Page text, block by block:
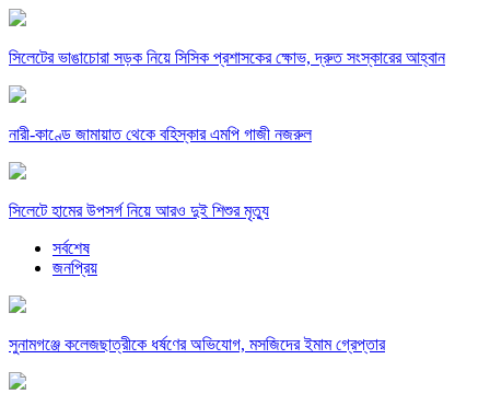
সিলেটের ভাঙাচোরা সড়ক নিয়ে সিসিক প্রশাসকের ক্ষোভ, দ্রুত সংস্কারের আহ্বান
নারী-কাণ্ডে জামায়াত থেকে বহিস্কার এমপি গাজী নজরুল
সিলেটে হামের উপসর্গ নিয়ে আরও দুই শিশুর মৃত্যু
সর্বশেষ
জনপ্রিয়
সুনামগঞ্জে কলেজছাত্রীকে ধর্ষণের অভিযোগ, মসজিদের ইমাম গ্রেপ্তার